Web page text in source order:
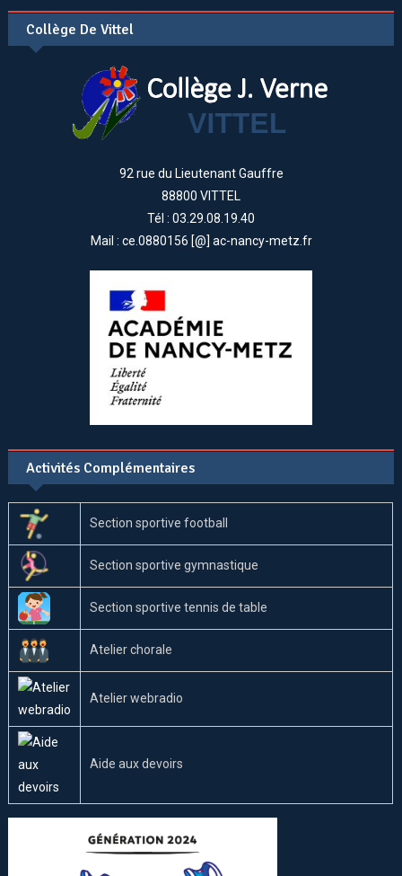
Collège De Vittel
92 rue du Lieutenant Gauffre
88800 VITTEL
Tél : 03.29.08.19.40
Mail : ce.0880156 [@] ac-nancy-metz.fr
Activités Complémentaires
Section sportive football
Section sportive gymnastique
Section sportive tennis de table
Atelier chorale
Atelier webradio
Aide aux devoirs